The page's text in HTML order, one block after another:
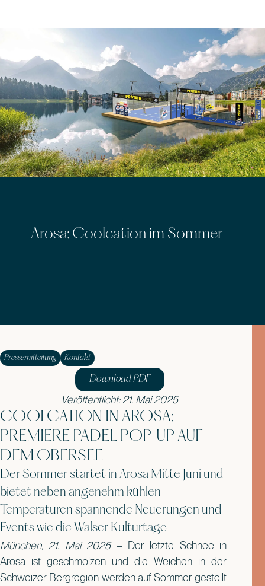
Arosa: Coolcation im Sommer
Pressemitteilung Kontakt
Download PDF
Veröffentlicht: 21. Mai 2025
COOLCATION IN AROSA:
PREMIERE PADEL POP-UP AUF
DEM OBERSEE
Der Sommer startet in Arosa Mitte Juni und
bietet neben angenehm kühlen
Temperaturen spannende Neuerungen und
Events wie die Walser Kulturtage
München, 21. Mai 2025– Der letzte Schnee in
Arosa ist geschmolzen und die Weichen in der
Schweizer Bergregion werden auf Sommer gestellt